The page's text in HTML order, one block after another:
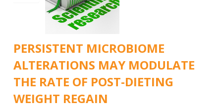
PERSISTENT MICROBIOME
ALTERATIONS MAY MODULATE
THE RATE OF POST-DIETING
WEIGHT REGAIN